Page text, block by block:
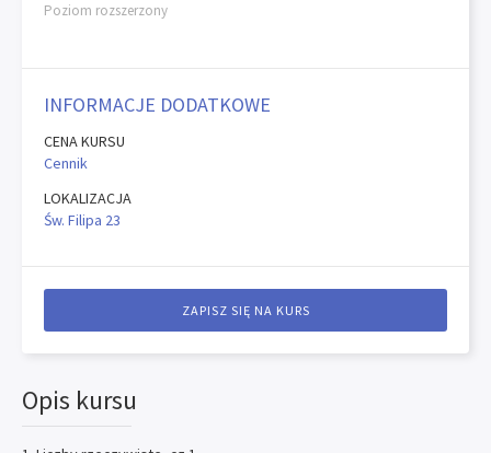
Poziom rozszerzony
INFORMACJE DODATKOWE
CENA KURSU
Cennik
LOKALIZACJA
Św. Filipa 23
ZAPISZ SIĘ NA KURS
Opis kursu